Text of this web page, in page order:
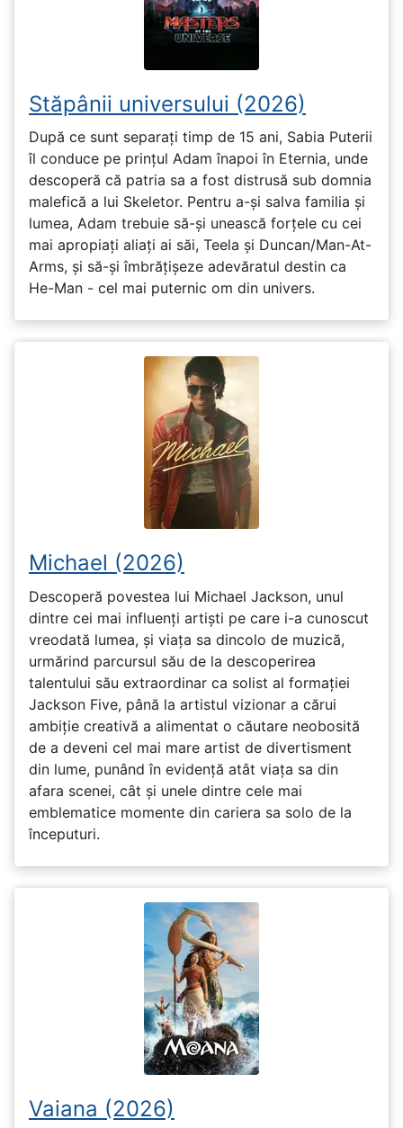
Stăpânii universului (2026)
După ce sunt separați timp de 15 ani, Sabia Puterii
îl conduce pe prințul Adam înapoi în Eternia, unde
descoperă că patria sa a fost distrusă sub domnia
malefică a lui Skeletor. Pentru a-și salva familia și
lumea, Adam trebuie să-și unească forțele cu cei
mai apropiați aliați ai săi, Teela și Duncan/Man-At-
Arms, și să-și îmbrățișeze adevăratul destin ca
He-Man - cel mai puternic om din univers.
Michael (2026)
Descoperă povestea lui Michael Jackson, unul
dintre cei mai influenți artiști pe care i-a cunoscut
vreodată lumea, și viața sa dincolo de muzică,
urmărind parcursul său de la descoperirea
talentului său extraordinar ca solist al formației
Jackson Five, până la artistul vizionar a cărui
ambiție creativă a alimentat o căutare neobosită
de a deveni cel mai mare artist de divertisment
din lume, punând în evidență atât viața sa din
afara scenei, cât și unele dintre cele mai
emblematice momente din cariera sa solo de la
începuturi.
Vaiana (2026)